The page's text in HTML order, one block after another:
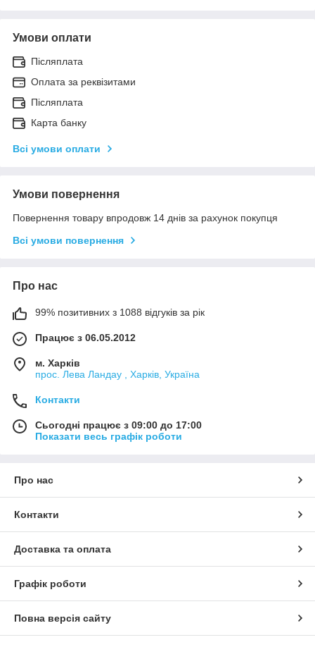
Умови оплати
Післяплата
Оплата за реквізитами
Післяплата
Карта банку
Всі умови оплати
Умови повернення
Повернення товару впродовж 14 днів за рахунок покупця
Всі умови повернення
Про нас
99% позитивних з 1088 відгуків за рік
Працює з 06.05.2012
м. Харків
прос. Лева Ландау , Харків, Україна
Контакти
Сьогодні працює з 09:00 до 17:00
Показати весь графік роботи
Про нас
Контакти
Доставка та оплата
Графік роботи
Повна версія сайту